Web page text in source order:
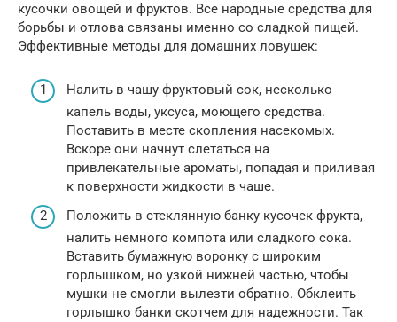
кусочки овощей и фруктов. Все народные средства для
борьбы и отлова связаны именно со сладкой пищей.
Эффективные методы для домашних ловушек:
Налить в чашу фруктовый сок, несколько
капель воды, уксуса, моющего средства.
Поставить в месте скопления насекомых.
Вскоре они начнут слетаться на
привлекательные ароматы, попадая и приливая
к поверхности жидкости в чаше.
Положить в стеклянную банку кусочек фрукта,
налить немного компота или сладкого сока.
Вставить бумажную воронку с широким
горлышком, но узкой нижней частью, чтобы
мушки не смогли вылезти обратно. Обклеить
горлышко банки скотчем для надежности. Так